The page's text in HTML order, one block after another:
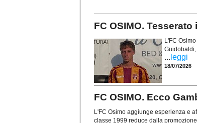
FC OSIMO.
L'FC
... leggi
18/07/2026
FC OSIMO. Ecco
L'FC Osimo aggiunge esperienza e
classe 1999 reduce dalla